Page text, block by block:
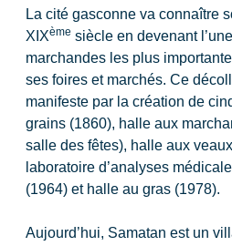
La cité gasconne va connaître
XIXème siècle en devenant
marchandes les plus
ses foires et marchés. Ce
manifeste par la création de
grains (1860), halle aux
salle des fêtes), halle aux
laboratoire d’analyses
(1964) et halle au gras (1978).
Aujourd’hui, Samatan est un